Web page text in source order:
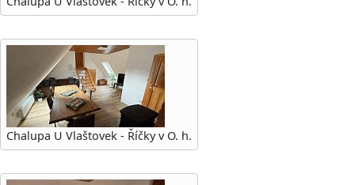
Chalupa U Vlaštovek - Říčky v O. h.